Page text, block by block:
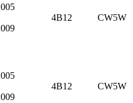
4B12 CW5W
4B12 CW5W